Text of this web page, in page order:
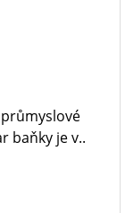
baňky je v..